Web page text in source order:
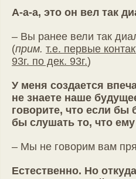
А-а-а, это он вел так
– Вы ранее вели так
(прим. т.е. первые
93г. по дек. 93г.)
У меня создается
не знаете наше
говорите, что если бы
бы слушать то, что
– Мы не говорим вам
Естественно. Но